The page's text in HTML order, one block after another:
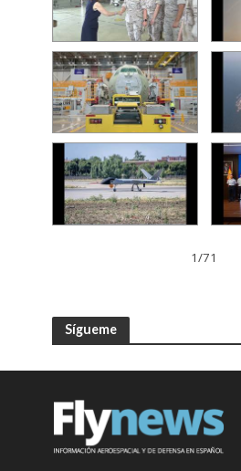
1/71
Sígueme